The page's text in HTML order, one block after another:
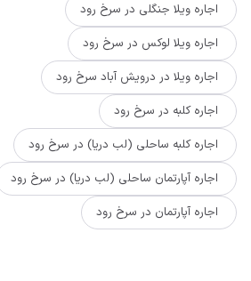
اجاره ویلا جنگلی در سرخ رود
اجاره ویلا لوکس در سرخ رود
اجاره ویلا در درویش آباد سرخ رود
اجاره کلبه در سرخ رود
اجاره کلبه ساحلی (لب دریا) در سرخ رود
اجاره آپارتمان ساحلی (لب دریا) در سرخ رود
اجاره آپارتمان در سرخ رود